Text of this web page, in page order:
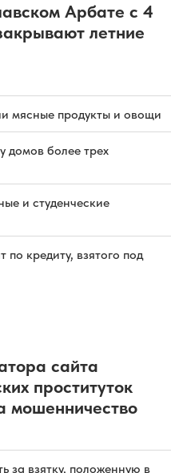
Арбате с 4
летние
мясные продукты и овощи
домов более трех
и студенческие
кредиту, взятого под
сайта
проституток
мошенничество
за взятку, положенную в